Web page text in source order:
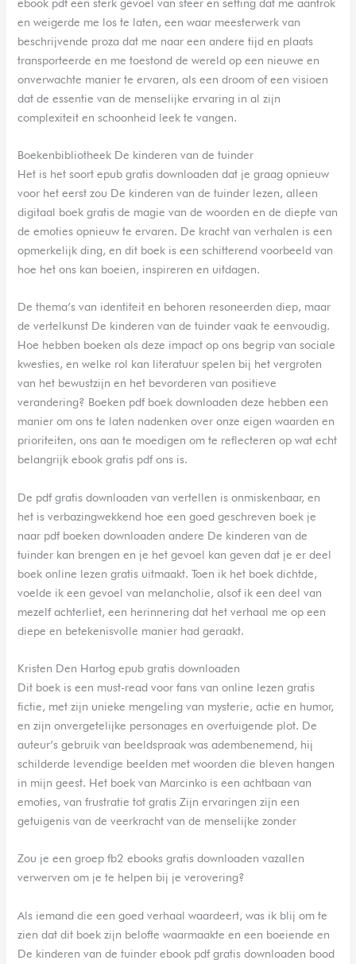
en weigerde me los te laten, een waar meesterwerk van
beschrijvende proza dat me naar een andere tijd en plaats
transporteerde en me toestond de wereld op een nieuwe en
onverwachte manier te ervaren, als een droom of een visioen
dat de essentie van de menselijke ervaring in al zijn
complexiteit en schoonheid leek te vangen.
Boekenbibliotheek De kinderen van de tuinder
Het is het soort epub gratis downloaden dat je graag opnieuw
voor het eerst zou De kinderen van de tuinder lezen, alleen
digitaal boek gratis de magie van de woorden en de diepte van
de emoties opnieuw te ervaren. De kracht van verhalen is een
opmerkelijk ding, en dit boek is een schitterend voorbeeld van
hoe het ons kan boeien, inspireren en uitdagen.
De thema’s van identiteit en behoren resoneerden diep, maar
de vertelkunst De kinderen van de tuinder vaak te eenvoudig.
Hoe hebben boeken als deze impact op ons begrip van sociale
kwesties, en welke rol kan literatuur spelen bij het vergroten
van het bewustzijn en het bevorderen van positieve
verandering? Boeken pdf boek downloaden deze hebben een
manier om ons te laten nadenken over onze eigen waarden en
prioriteiten, ons aan te moedigen om te reflecteren op wat echt
belangrijk ebook gratis pdf ons is.
De pdf gratis downloaden van vertellen is onmiskenbaar, en
het is verbazingwekkend hoe een goed geschreven boek je
naar pdf boeken downloaden andere De kinderen van de
tuinder kan brengen en je het gevoel kan geven dat je er deel
boek online lezen gratis uitmaakt. Toen ik het boek dichtde,
voelde ik een gevoel van melancholie, alsof ik een deel van
mezelf achterliet, een herinnering dat het verhaal me op een
diepe en betekenisvolle manier had geraakt.
Kristen Den Hartog epub gratis downloaden
Dit boek is een must-read voor fans van online lezen gratis
fictie, met zijn unieke mengeling van mysterie, actie en humor,
en zijn onvergetelijke personages en overtuigende plot. De
auteur’s gebruik van beeldspraak was adembenemend, hij
schilderde levendige beelden met woorden die bleven hangen
in mijn geest. Het boek van Marcinko is een achtbaan van
emoties, van frustratie tot gratis Zijn ervaringen zijn een
getuigenis van de veerkracht van de menselijke zonder
Zou je een groep fb2 ebooks gratis downloaden vazallen
verwerven om je te helpen bij je verovering?
Als iemand die een goed verhaal waardeert, was ik blij om te
zien dat dit boek zijn belofte waarmaakte en een boeiende en
De kinderen van de tuinder ebook pdf gratis downloaden bood